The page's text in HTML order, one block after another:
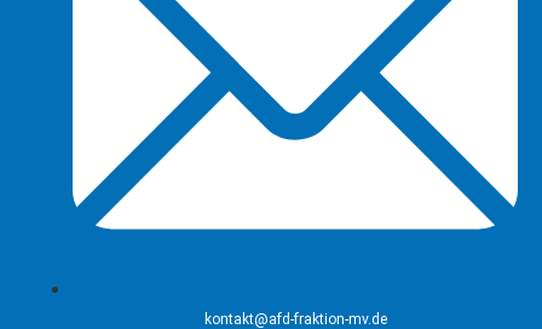
kontakt@afd-fraktion-mv.de